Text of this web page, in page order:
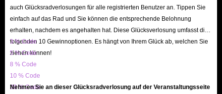
150k reviews and a 4.8 star rating demonstrate that we are not a fraudulent
website.
In addition, to ensure you can successfully buy Chamet in-app diamonds,
your shopping experience. Therefore, when topping up diamonds with
IGGM, you don’t need to worry about your account being hacked or your
information being leaked.
auch Glücksradverlosungen für alle registrierten Benutzer an. Tippen Sie
einfach auf das Rad und Sie können die entsprechende Belohnung
erhalten, nachdem es angehalten hat. Diese Glücksverlosung umfasst die
folgenden 10 Gewinnoptionen. Es hängt von Ihrem Glück ab, welchen Sie
ziehen können!
3 % Code
5 % Code
8 % Code
10 % Code
20 % Code
Nehmen Sie an dieser Glücksradverlosung auf der Veranstaltungsseite